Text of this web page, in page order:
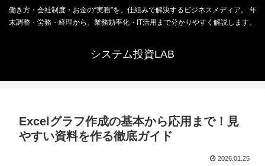
働き方・会社制度・お金の“実務”を、仕組みで解決するビジネスメディア。 年
末調整・労務・経理から、業務効率化・IT活用まで分かりやすく解説します。
システム投資LAB
Excelグラフ作成の基本から応用まで！見
やすい資料を作る徹底ガイド
2026.01.25